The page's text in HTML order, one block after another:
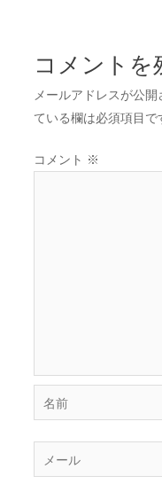
コメントを
メールアドレスが公開
ている欄は必須項目で
コメント ※
前
ー